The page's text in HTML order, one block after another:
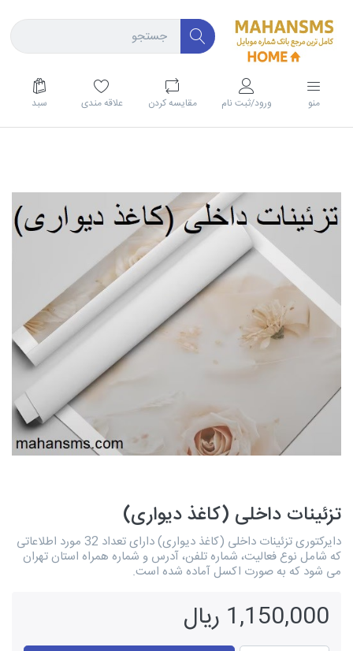
منو ورود/ثبت نام مقايسه كردن علاقه مندی سبد
تزئینات داخلی (کاغذ دیواری)
دایرکتوری تزئینات داخلی (کاغذ دیواری) دارای تعداد 32 مورد اطلاعاتی
که شامل نوع فعالیت، شماره تلفن، آدرس و شماره همراه استان تهران
می شود که به صورت اکسل آماده شده است.
1,150,000 ریال